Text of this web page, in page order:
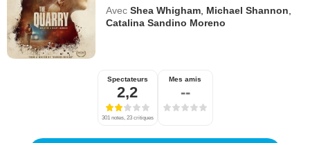
Avec Shea Whigham Michael Shannon
Catalina Sandino Moreno
Spectateurs
2,2
301 notes, 23 critiques
Mes amis
--